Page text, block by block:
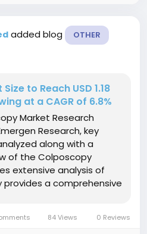
added blog OTHER
to Reach USD 1.18
at a CAGR of 6.8%
Market Research
Research, key
along with a
of the Colposcopy
extensive analysis of
provides a comprehensive
about the...
84 Views 0 Reviews